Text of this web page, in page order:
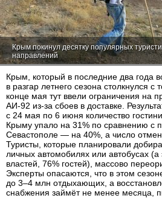
Крым покинул десятку популярных
направлений
Крым, который в последние два года
в разгар летнего сезона столкнулся
конце мая тут ввели ограничения на
АИ‑92 из-за сбоев в доставке.
с 24 мая по 6 июня количество
Крыму упало на 31% по сравнению с
Севастополе — на 40%, а число отмен
Туристы, которые планировали
личных автомобилях или автобусах
властей, 76% гостей), массово
Эксперты опасаются, что в этом
до 3–4 млн отдыхающих, а
снабжения займёт не менее месяца,